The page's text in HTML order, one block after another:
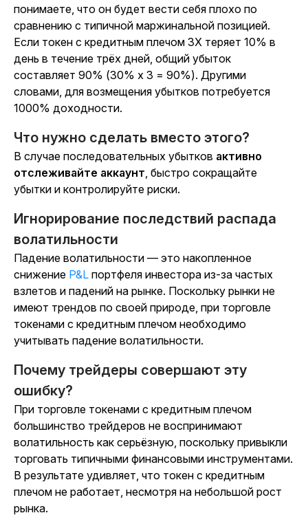
понимаете, что он будет вести себя плохо по
сравнению с типичной маржинальной позицией.
Если токен с кредитным плечом 3X теряет 10% в
день в течение трёх дней, общий убыток
составляет 90% (30% x 3 = 90%). Другими
словами, для возмещения убытков потребуется
1000% доходности.
Что нужно сделать вместо этого?
В случае последовательных убытков активно
отслеживайте аккаунт, быстро сокращайте
убытки и контролируйте риски.
Игнорирование последствий распада
волатильности
Падение волатильности — это накопленное
снижение P&L портфеля инвестора из-за частых
взлетов и падений на рынке. Поскольку рынки не
имеют трендов по своей природе, при торговле
токенами с кредитным плечом необходимо
учитывать падение волатильности.
Почему трейдеры совершают эту
ошибку?
При торговле токенами с кредитным плечом
большинство трейдеров не воспринимают
волатильность как серьёзную, поскольку привыкли
торговать типичными финансовыми инструментами.
В результате удивляет, что токен с кредитным
плечом не работает, несмотря на небольшой рост
рынка.